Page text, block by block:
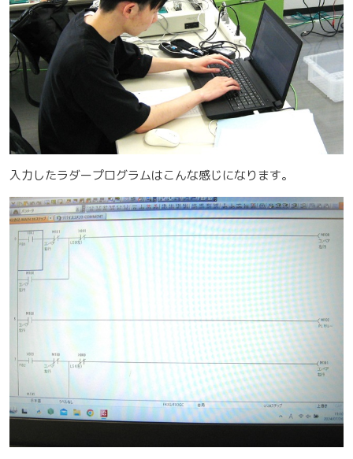
入力したラダープログラムはこんな感じになります。